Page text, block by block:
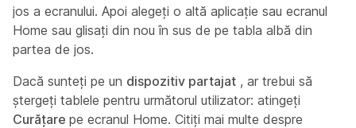
jos a ecranului. Apoi alegeți o altă aplicație sau ecranul
Home sau glisați din nou în sus de pe tabla albă din
partea de jos.
Dacă sunteți pe un dispozitiv partajat , ar trebui să
ștergeți tablele pentru următorul utilizator: atingeți
Curățare pe ecranul Home. Citiți mai multe despre